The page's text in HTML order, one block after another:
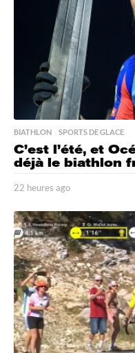
g
o
BIATHLON ,SPORTS DE GLACE
C’est l’été, et
déjà le biathlon
22 heures ago
h
e
u
r
e
s
a
g
o